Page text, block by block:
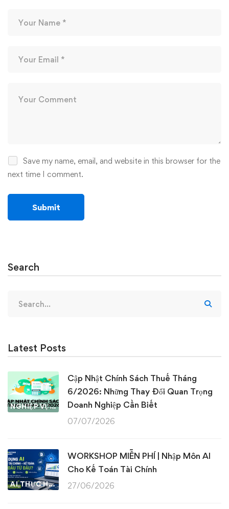
Save my name, email, and website in this browser for the
next time I comment.
Search
for:
Latest Posts
NGHIỆP VỤ KẾ TOÁN & THUẾ
Cập Nhật Chính Sách Thuế Tháng
6/2026: Những Thay Đổi Quan Trọng
Doanh Nghiệp Cần Biết
07/07/2026
AI THỰC HÀNH
WORKSHOP MIỄN PHÍ | Nhập Môn AI
Cho Kế Toán Tài Chính
27/06/2026